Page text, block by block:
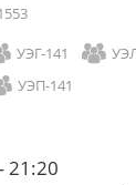
УЭГ-141
УЭП-141
21:20